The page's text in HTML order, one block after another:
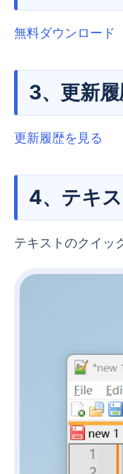
無料ダウンロード
3、更新
更新履歴を見る
4、テ
テキストのクイッ